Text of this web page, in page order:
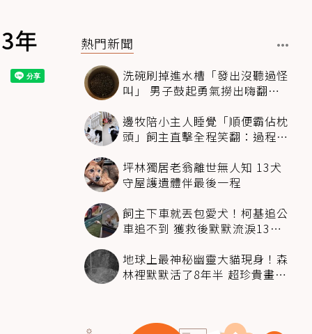
年 熱門新聞
洗碗刷掉進水槽「發出沒聽過怪
叫」 男子鼓起勇氣撈出嗨翻：
邊牧陪小主人睡覺「順便霸佔枕
頭」飼主直擊全程笑翻：過程絲
坪林獨居老翁離世無人知 13犬
守屋護遺體伴最後一程
飼主下車就丟包愛犬！柯基追公
車追不到 獲救後默默流淚13萬
地球上最神秘幽靈大貓現身！森
林裡默默活了8年半 超珍貴畫面